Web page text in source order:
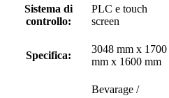
Sistema di
controllo:
PLC e touch
screen
Specifica:
3048 mm x 1700
mm x 1600 mm
Bevarage /